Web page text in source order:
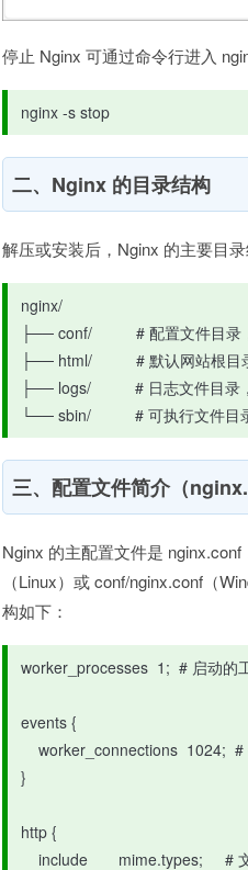
停止 Nginx 可通过命令行进入
nginx -s stop
二、Nginx 的目录结构
解压或安装后，Nginx 的主要目录
nginx/
├── conf/          # 配置文件目录
├── html/          # 默认网站根目
├── logs/          # 日志文件目录
└── sbin/          # 可执行文件目
三、配置文件简介（
Nginx 的主配置文件是
（Linux）或 conf/nginx.conf（
构如下：
worker_processes  1;  # 启动的
events {
}
http {